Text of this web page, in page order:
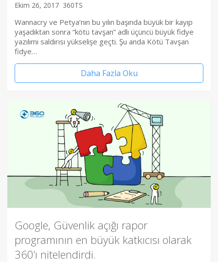
Ekim 26, 2017 360TS
Wannacry ve Petya’nın bu yılın başında büyük bir kayıp
yaşadıktan sonra “kötü tavşan” adlı üçüncü büyük fidye
yazılımı saldırısı yükselişe geçti. Şu anda Kötü Tavşan
fidye…
Daha Fazla Oku
Google, Güvenlik açığı rapor
programının en büyük katkıcısı olarak
360’ı nitelendirdi.